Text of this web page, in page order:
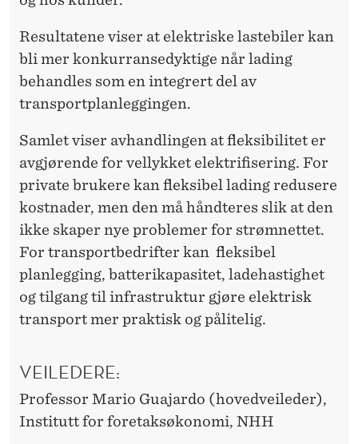
Resultatene viser at elektriske lastebiler kan
bli mer konkurransedyktige når lading
behandles som en integrert del av
transportplanleggingen.
Samlet viser avhandlingen at fleksibilitet er
avgjørende for vellykket elektrifisering. For
private brukere kan fleksibel lading redusere
kostnader, men den må håndteres slik at den
ikke skaper nye problemer for strømnettet.
For transportbedrifter kan fleksibel
planlegging, batterikapasitet, ladehastighet
og tilgang til infrastruktur gjøre elektrisk
transport mer praktisk og pålitelig.
VEILEDERE:
Professor Mario Guajardo (hovedveileder),
Institutt for foretaksøkonomi, NHH